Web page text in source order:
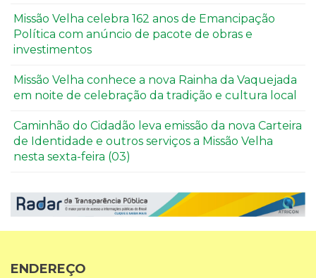
Missão Velha celebra 162 anos de Emancipação
Política com anúncio de pacote de obras e
investimentos
Missão Velha conhece a nova Rainha da Vaquejada
em noite de celebração da tradição e cultura local
Caminhão do Cidadão leva emissão da nova Carteira
de Identidade e outros serviços a Missão Velha
nesta sexta-feira (03)
ENDEREÇO